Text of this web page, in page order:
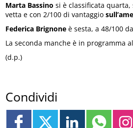
Marta Bassino si è classificata
vetta e con 2/100 di vantaggio
Federica Brignone è sesta, a 48/100 da
La seconda manche è in programma
(d.p.)
Condividi